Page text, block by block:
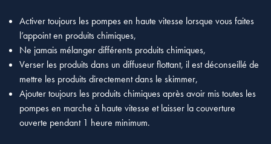
Activer toujours les pompes en haute vitesse lorsque vous faites
l’appoint en produits chimiques,
Ne jamais mélanger différents produits chimiques,
Verser les produits dans un diffuseur flottant, il est déconseillé de
mettre les produits directement dans le skimmer,
Ajouter toujours les produits chimiques après avoir mis toutes les
pompes en marche à haute vitesse et laisser la couverture
ouverte pendant 1 heure minimum.